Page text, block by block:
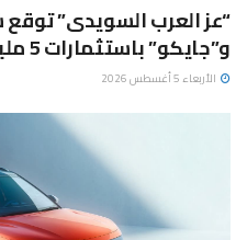
“عز العرب السويدى”
و”جايكو” باستثمارات 5 مليارات جنيه
الأربعاء 5 أغسطس 2026